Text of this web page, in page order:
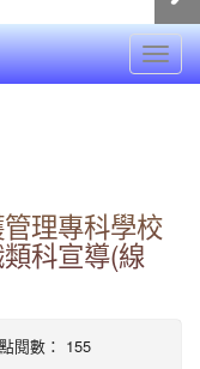
理專科學校
科宣導(線
閱數： 155